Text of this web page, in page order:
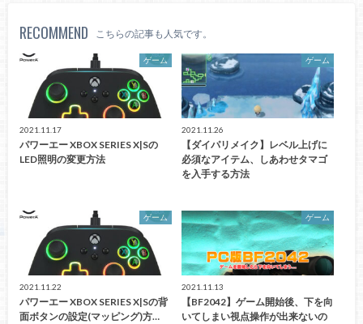
RECOMMEND こちらの記事も人気です。
ゲーム
2021.11.17
パワーエー XBOX SERIES X|Sの
LED照明の変更方法
ゲーム
2021.11.26
【ダイパリメイク】レベル上げに
必須なアイテム、しあわせタマゴ
を入手する方法
ゲーム
2021.11.22
パワーエー XBOX SERIES X|Sの背
面ボタンの設定(マッピング)方…
ゲーム
2021.11.13
【BF2042】ゲーム開始後、下を向
いてしまい視点操作が出来ないの